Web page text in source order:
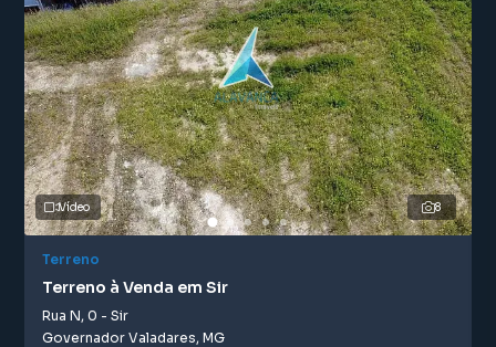
8
Vídeo
Terreno
Terreno à Venda em Sir
Rua N, 0 - Sir
Governador Valadares, MG